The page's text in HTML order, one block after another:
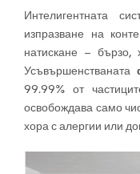
Интелигентната
изпразване на
натискане – бързо,
Усъвършенстваната
99.99% от
освобождава само
хора с алергии или